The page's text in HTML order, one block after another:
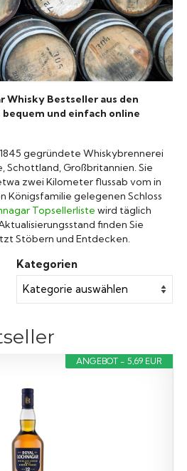
Whisky Bestseller aus den
und einfach online
gegründete Whiskybrennerei
Schottland, Großbritannien. Sie
zwei Kilometer flussab vom in
Königsfamilie gelegenen Schloss
Topsellerliste wird täglich
finden Sie
Stöbern und Entdecken.
Kategorien
ANGEBOT - 5,69 EUR